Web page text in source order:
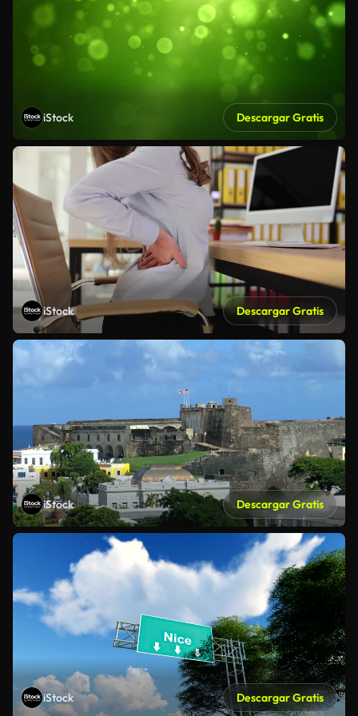
iStock Descargar Gratis
iStock Descargar Gratis
iStock Descargar Gratis
iStock Descargar Gratis